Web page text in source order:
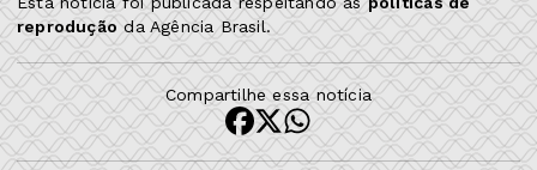
reproduçãoda Agência Brasil.
Compartilhe essa notícia